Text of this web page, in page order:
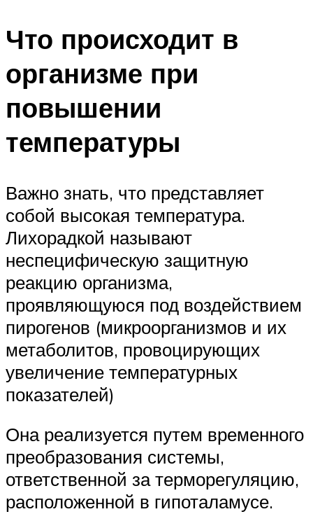
Что происходит в
организме при
повышении
температуры
Важно знать, что представляет
собой высокая температура.
Лихорадкой называют
неспецифическую защитную
реакцию организма,
проявляющуюся под воздействием
пирогенов (микроорганизмов и их
метаболитов, провоцирующих
увеличение температурных
показателей)
Она реализуется путем временного
преобразования системы,
ответственной за терморегуляцию,
расположенной в гипоталамусе.